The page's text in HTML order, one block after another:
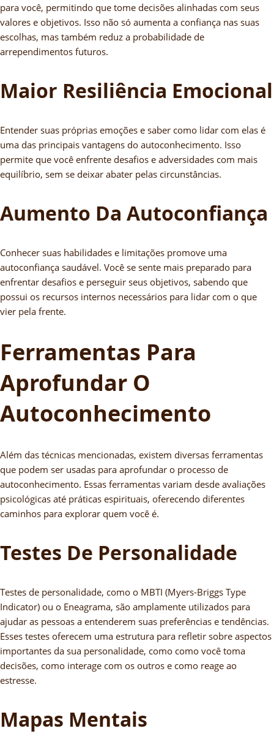
para você, permitindo que tome decisões alinhadas com seus
valores e objetivos. Isso não só aumenta a confiança nas suas
escolhas, mas também reduz a probabilidade de
arrependimentos futuros.
Maior Resiliência Emocional
Entender suas próprias emoções e saber como lidar com elas é
uma das principais vantagens do autoconhecimento. Isso
permite que você enfrente desafios e adversidades com mais
equilíbrio, sem se deixar abater pelas circunstâncias.
Aumento Da Autoconfiança
Conhecer suas habilidades e limitações promove uma
autoconfiança saudável. Você se sente mais preparado para
enfrentar desafios e perseguir seus objetivos, sabendo que
possui os recursos internos necessários para lidar com o que
vier pela frente.
Ferramentas Para
Aprofundar O
Autoconhecimento
Além das técnicas mencionadas, existem diversas ferramentas
que podem ser usadas para aprofundar o processo de
autoconhecimento. Essas ferramentas variam desde avaliações
psicológicas até práticas espirituais, oferecendo diferentes
caminhos para explorar quem você é.
Testes De Personalidade
Testes de personalidade, como o MBTI (Myers-Briggs Type
Indicator) ou o Eneagrama, são amplamente utilizados para
ajudar as pessoas a entenderem suas preferências e tendências.
Esses testes oferecem uma estrutura para refletir sobre aspectos
importantes da sua personalidade, como como você toma
decisões, como interage com os outros e como reage ao
estresse.
Mapas Mentais